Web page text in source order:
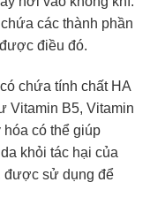
các thành phần
điều đó.
chứa tính chất HA
Vitamin B5, Vitamin
có thể giúp
khỏi tác hại của
được sử dụng để